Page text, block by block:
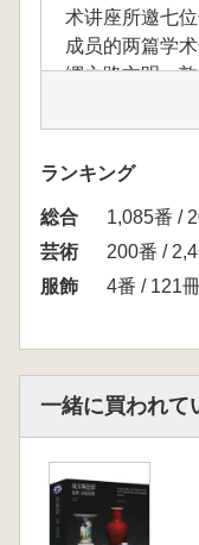
术讲座所邀七
成员的两篇学
绸之路文明、
艺术对比研究
术、敦煌图案
的内容一定能
带来更多的启
生学习参考,也
藏。
ランキング
総合
1,085番 /
芸術
200番 /
服飾
4番 / 121
一緒に買われて